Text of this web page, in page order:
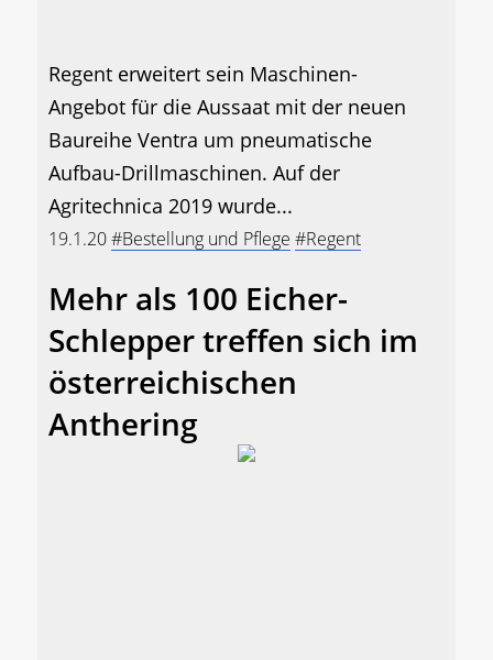
Regent erweitert sein Maschinen-
Angebot für die Aussaat mit der neuen
Baureihe Ventra um pneumatische
Aufbau-Drillmaschinen. Auf der
Agritechnica 2019 wurde...
19.1.20#Bestellung und Pflege #Regent
Mehr als 100 Eicher-
Schlepper treffen sich im
österreichischen
Anthering